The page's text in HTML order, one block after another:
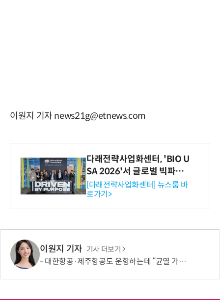
이원지 기자 news21g@etnews.com
다래전략사업화센터, 'BIO U
SA 2026'서 글로벌 빅파마
와의 비즈니스 미팅 지원…K
-바이오 해외 진출 교두보 확
보
[다래전략사업화센터] 뉴스룸 바
로가기>
이원지 기자 기사 더보기
대한항공·제주항공도 운항하는데 “균열 가능성 확인”… 美, 보잉 737 맥스 471대 점검 명령